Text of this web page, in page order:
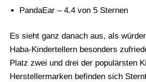
PandaEar – 4.4 von 5 Sternen
Es sieht ganz danach aus, als
Haba-Kindertellern besonders
Platz zwei und drei der populärsten
Herstellermarken befinden sich